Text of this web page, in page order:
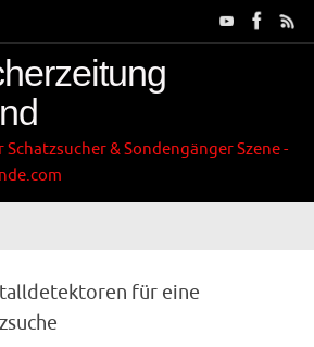
& Sondengänger Szene -
für eine